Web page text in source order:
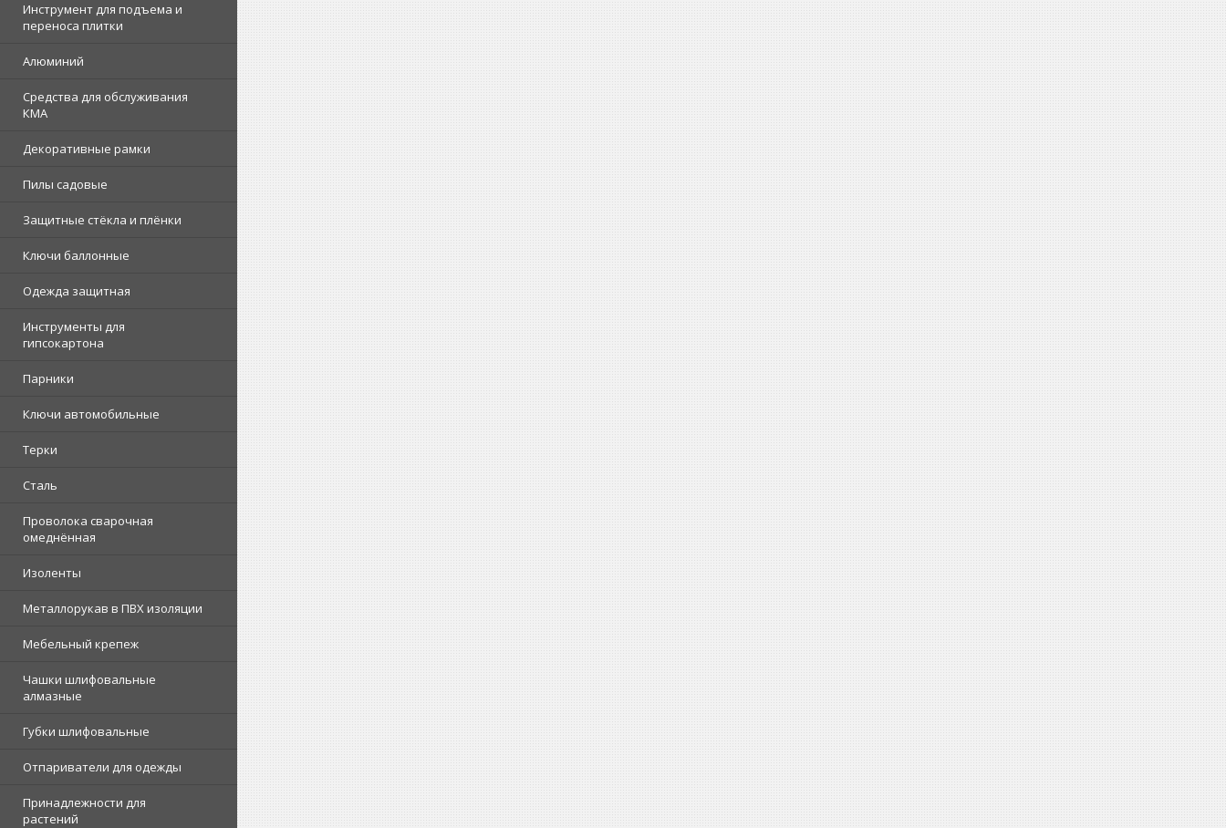
Инструмент для подъема и
переноса плитки
Алюминий
Средства для обслуживания
КМА
Декоративные рамки
Пилы садовые
Защитные стёкла и плёнки
Ключи баллонные
Одежда защитная
Инструменты для
гипсокартона
Парники
Ключи автомобильные
Терки
Сталь
Проволока сварочная
омеднённая
Изоленты
Металлорукав в ПВХ изоляции
Мебельный крепеж
Чашки шлифовальные
алмазные
Губки шлифовальные
Отпариватели для одежды
Принадлежности для
растений